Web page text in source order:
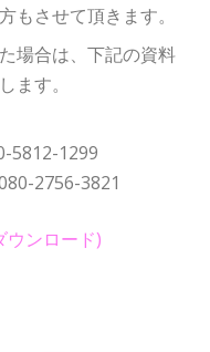
もさせて頂きます。
場合は、下記の資料
ます。
1299
2756-3821
ウンロード)